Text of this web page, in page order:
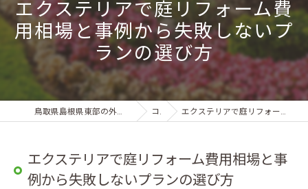
エクステリアで庭リフォーム費
用相場と事例から失敗しないプ
ランの選び方
鳥取県島根県東部の外構・エクステリアならコアライフガーデン コラム エクステリアで庭リフォーム費用相場と事例から失敗しないプランの選び方
エクステリアで庭リフォーム費用相場と事
例から失敗しないプランの選び方